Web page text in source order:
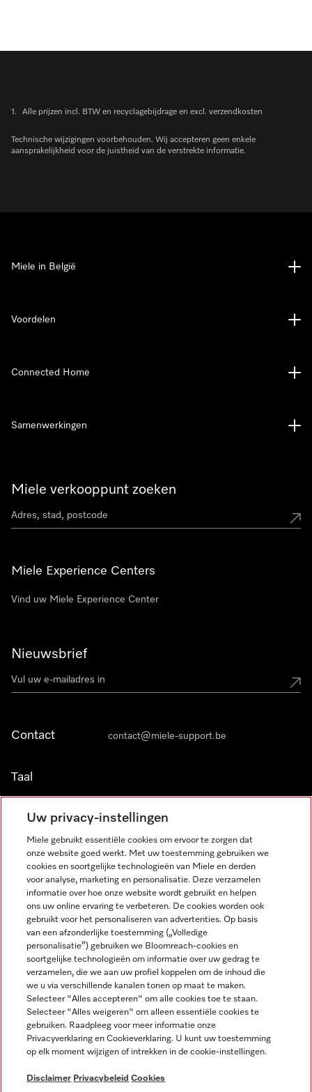
1. Alle prijzen incl. BTW en recyclagebijdrage en excl. verzendkosten
Technische wijzigingen voorbehouden. Wij accepteren geen enkele
aansprakelijkheid voor de juistheid van de verstrekte informatie.
Miele verkooppunt zoeken
Miele Experience Centers
Vind uw Miele Experience Center
Nieuwsbrief
Contact contact@miele-support.be
Taal
NEDERLANDS
Miele in België
Voordelen
Connected Home
Samenwerkingen
Wettelijke Informatie
Algemene voorwaarden
Privacybeleid
Gebruiksvoorwaarden
Toegankelijkheidsverklaring
Digital Services Act
Miele op Facebook
Miele op Youtube
Miele op Instagram
Miele op Pinterest
Uw privacy-instellingen
Miele gebruikt essentiële cookies om ervoor te zorgen dat
onze website goed werkt. Met uw toestemming gebruiken we
cookies en soortgelijke technologieën van Miele en derden
voor analyse, marketing en personalisatie. Deze verzamelen
informatie over hoe onze website wordt gebruikt en helpen
ons uw online ervaring te verbeteren. De cookies worden ook
gebruikt voor het personaliseren van advertenties. Op basis
van een afzonderlijke toestemming („Volledige
personalisatie”) gebruiken we Bloomreach-cookies en
soortgelijke technologieën om informatie over uw gedrag te
verzamelen, die we aan uw profiel koppelen om de inhoud die
we u via verschillende kanalen tonen op maat te maken.
Selecteer "Alles accepteren" om alle cookies toe te staan.
Selecteer "Alles weigeren" om alleen essentiële cookies te
gebruiken. Raadpleeg voor meer informatie onze
Privacyverklaring en Cookieverklaring. U kunt uw toestemming
op elk moment wijzigen of intrekken in de cookie-instellingen.
Disclaimer Privacybeleid Cookies